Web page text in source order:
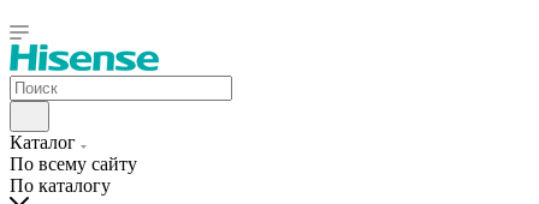
Каталог
По всему сайту
По каталогу